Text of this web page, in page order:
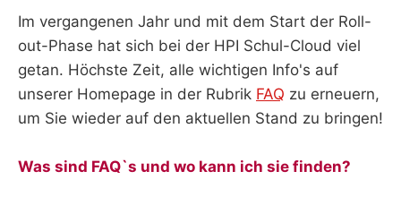
Im vergangenen Jahr und mit dem Start der Roll-
out-Phase hat sich bei der HPI Schul-Cloud viel
getan. Höchste Zeit, alle wichtigen Info's auf
unserer Homepage in der Rubrik FAQ zu erneuern,
um Sie wieder auf den aktuellen Stand zu bringen!
Was sind FAQ`s und wo kann ich sie finden?